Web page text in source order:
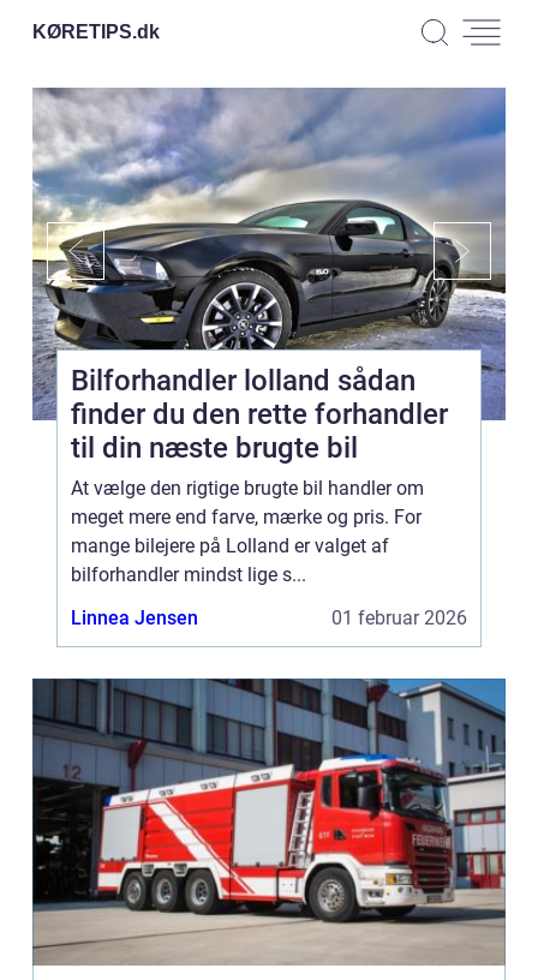
KØRETIPS.dk
Bilforhandler lolland sådan
finder du den rette forhandler
til din næste brugte bil
At vælge den rigtige brugte bil handler om
meget mere end farve, mærke og pris. For
mange bilejere på Lolland er valget af
bilforhandler mindst lige s...
Linnea Jensen
01 februar 2026